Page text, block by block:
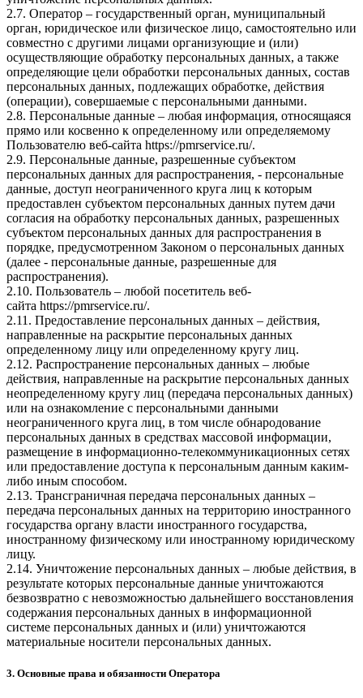
2.7. Оператор – государственный орган, муниципальный
орган, юридическое или физическое лицо, самостоятельно или
совместно с другими лицами организующие и (или)
осуществляющие обработку персональных данных, а также
определяющие цели обработки персональных данных, состав
персональных данных, подлежащих обработке, действия
(операции), совершаемые с персональными данными.
2.8. Персональные данные – любая информация, относящаяся
прямо или косвенно к определенному или определяемому
Пользователю веб-сайта https://pmrservice.ru/.
2.9. Персональные данные, разрешенные субъектом
персональных данных для распространения, - персональные
данные, доступ неограниченного круга лиц к которым
предоставлен субъектом персональных данных путем дачи
согласия на обработку персональных данных, разрешенных
субъектом персональных данных для распространения в
порядке, предусмотренном Законом о персональных данных
(далее - персональные данные, разрешенные для
распространения).
2.10. Пользователь – любой посетитель веб-
сайта https://pmrservice.ru/.
2.11. Предоставление персональных данных – действия,
направленные на раскрытие персональных данных
определенному лицу или определенному кругу лиц.
2.12. Распространение персональных данных – любые
действия, направленные на раскрытие персональных данных
неопределенному кругу лиц (передача персональных данных)
или на ознакомление с персональными данными
неограниченного круга лиц, в том числе обнародование
персональных данных в средствах массовой информации,
размещение в информационно-телекоммуникационных сетях
или предоставление доступа к персональным данным каким-
либо иным способом.
2.13. Трансграничная передача персональных данных –
передача персональных данных на территорию иностранного
государства органу власти иностранного государства,
иностранному физическому или иностранному юридическому
лицу.
2.14. Уничтожение персональных данных – любые действия, в
результате которых персональные данные уничтожаются
безвозвратно с невозможностью дальнейшего восстановления
содержания персональных данных в информационной
системе персональных данных и (или) уничтожаются
материальные носители персональных данных.
3. Основные права и обязанности Оператора